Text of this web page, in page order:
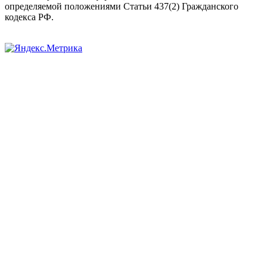
определяемой положениями Статьи 437(2) Гражданского
кодекса РФ.